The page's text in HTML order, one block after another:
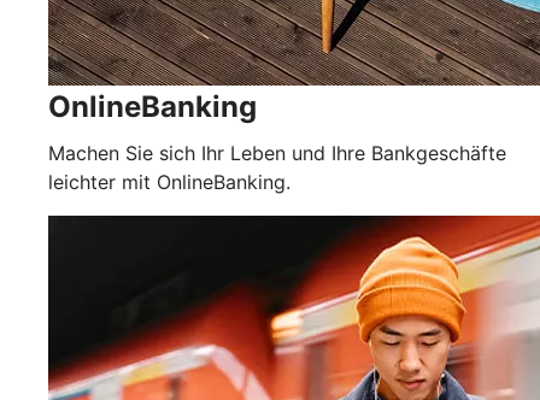
OnlineBanking
Machen Sie sich Ihr Leben und Ihre Bankgeschäfte
leichter mit OnlineBanking.